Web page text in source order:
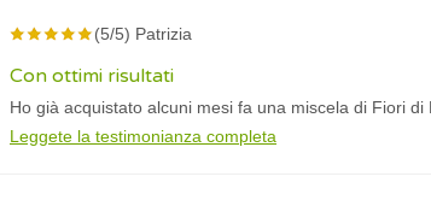
(5/5) Patrizia
Con ottimi risultati
Ho già acquistato alcuni mesi fa una miscela di Fiori
Leggete la testimonianza completa